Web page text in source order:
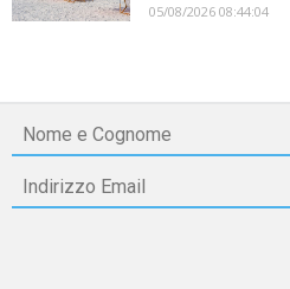
05/08/2026 08:44:04